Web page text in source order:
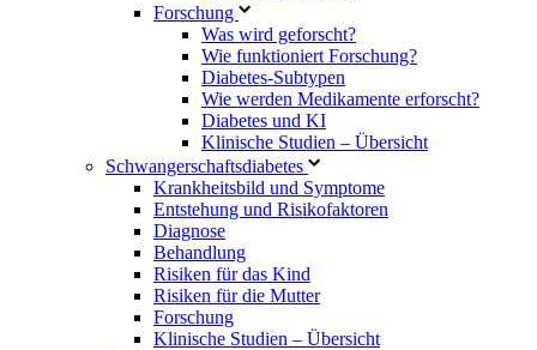
Forschung
Was wird geforscht?
Wie funktioniert Forschung?
Diabetes-Subtypen
Wie werden Medikamente erforscht?
Diabetes und KI
Klinische Studien – Übersicht
Schwangerschaftsdiabetes
Krankheitsbild und Symptome
Entstehung und Risikofaktoren
Diagnose
Behandlung
Risiken für das Kind
Risiken für die Mutter
Forschung
Klinische Studien – Übersicht